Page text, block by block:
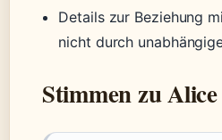
Details zur Beziehung
nicht durch
Stimmen zu